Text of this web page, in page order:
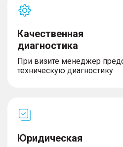
Качественная
диагностика
При визите менеджер
техническую диагностику
Юридическая